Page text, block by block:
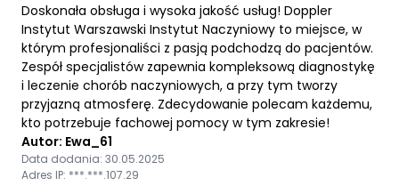
Doskonała obsługa i wysoka jakość usług! Doppler
Instytut Warszawski Instytut Naczyniowy to miejsce, w
którym profesjonaliści z pasją podchodzą do pacjentów.
Zespół specjalistów zapewnia kompleksową diagnostykę
i leczenie chorób naczyniowych, a przy tym tworzy
przyjazną atmosferę. Zdecydowanie polecam każdemu,
kto potrzebuje fachowej pomocy w tym zakresie!
Autor: Ewa_61
Data dodania: 30.05.2025
Adres IP: ***.***.107.29